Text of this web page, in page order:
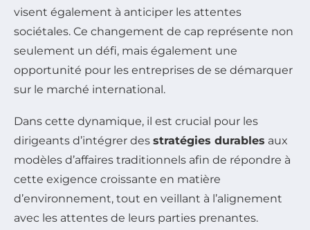
visent également à anticiper les attentes
sociétales. Ce changement de cap représente non
seulement un défi, mais également une
opportunité pour les entreprises de se démarquer
sur le marché international.
Dans cette dynamique, il est crucial pour les
dirigeants d’intégrer des stratégies durables aux
modèles d’affaires traditionnels afin de répondre à
cette exigence croissante en matière
d’environnement, tout en veillant à l’alignement
avec les attentes de leurs parties prenantes.